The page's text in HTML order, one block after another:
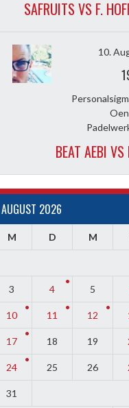
SAFRUITS VS F.
10.
BEAT AEBI
AUGUST 2026
M D M
3 4 5
10 11 12
17 18 19
24 25 26
31